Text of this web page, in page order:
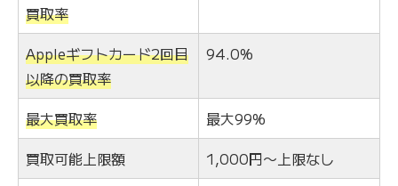
買取率
Appleギフトカード2回目
以降の買取率
94.0%
最大買取率
最大99%
買取可能上限額
1,000円〜上限なし